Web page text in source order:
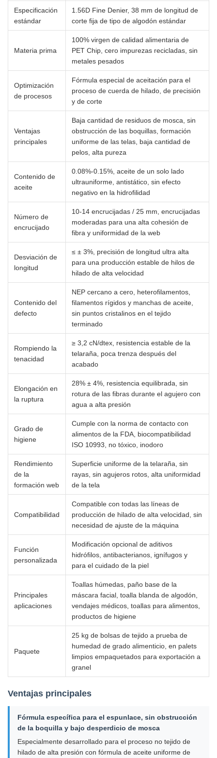
Especificación
estándar
1.56D Fine Denier, 38 mm de longitud de
corte fija de tipo de algodón estándar
Materia prima
100% virgen de calidad alimentaria de
PET Chip, cero impurezas recicladas, sin
metales pesados
Optimización
de procesos
Fórmula especial de aceitación para el
proceso de cuerda de hilado, de precisión
y de corte
Ventajas
principales
Baja cantidad de residuos de mosca, sin
obstrucción de las boquillas, formación
uniforme de las telas, baja cantidad de
pelos, alta pureza
Contenido de
aceite
0.08%-0.15%, aceite de un solo lado
ultrauniforme, antistático, sin efecto
negativo en la hidrofilidad
Número de
encrucijado
10-14 encrucijadas / 25 mm, encrucijadas
moderadas para una alta cohesión de
fibra y uniformidad de la web
Desviación de
longitud
≤ ± 3%, precisión de longitud ultra alta
para una producción estable de hilos de
hilado de alta velocidad
Contenido del
defecto
NEP cercano a cero, heterofilamentos,
filamentos rígidos y manchas de aceite,
sin puntos cristalinos en el tejido
terminado
Rompiendo la
tenacidad
≥ 3,2 cN/dtex, resistencia estable de la
telaraña, poca trenza después del
acabado
Elongación en
la ruptura
28% ± 4%, resistencia equilibrada, sin
rotura de las fibras durante el agujero con
agua a alta presión
Grado de
higiene
Cumple con la norma de contacto con
alimentos de la FDA, biocompatibilidad
ISO 10993, no tóxico, inodoro
Rendimiento
de la
formación web
Superficie uniforme de la telaraña, sin
rayas, sin agujeros rotos, alta uniformidad
de la tela
Compatibilidad
Compatible con todas las líneas de
producción de hilado de alta velocidad, sin
necesidad de ajuste de la máquina
Función
personalizada
Modificación opcional de aditivos
hidrófilos, antibacterianos, ignífugos y
para el cuidado de la piel
Principales
aplicaciones
Toallas húmedas, paño base de la
máscara facial, toalla blanda de algodón,
vendajes médicos, toallas para alimentos,
productos de higiene
Paquete
25 kg de bolsas de tejido a prueba de
humedad de grado alimenticio, en palets
limpios empaquetados para exportación a
granel
Ventajas principales
Fórmula específica para el espunlace, sin obstrucción
de la boquilla y bajo desperdicio de mosca
Especialmente desarrollado para el proceso no tejido de
hilado de alta presión con fórmula de aceite uniforme de